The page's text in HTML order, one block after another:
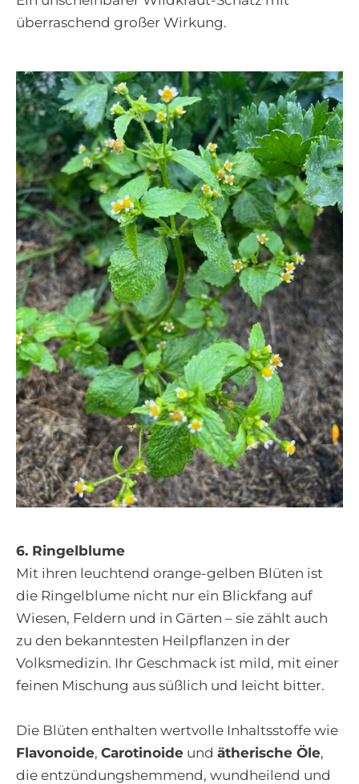
überraschend großer Wirkung.
6. Ringelblume
Mit ihren leuchtend orange-gelben Blüten ist
die Ringelblume nicht nur ein Blickfang auf
Wiesen, Feldern und in Gärten – sie zählt auch
zu den bekanntesten Heilpflanzen in der
Volksmedizin. Ihr Geschmack ist mild, mit einer
feinen Mischung aus süßlich und leicht bitter.
Die Blüten enthalten wertvolle Inhaltsstoffe wie
Flavonoide, Carotinoide und ätherische Öle,
die entzündungshemmend, wundheilend und